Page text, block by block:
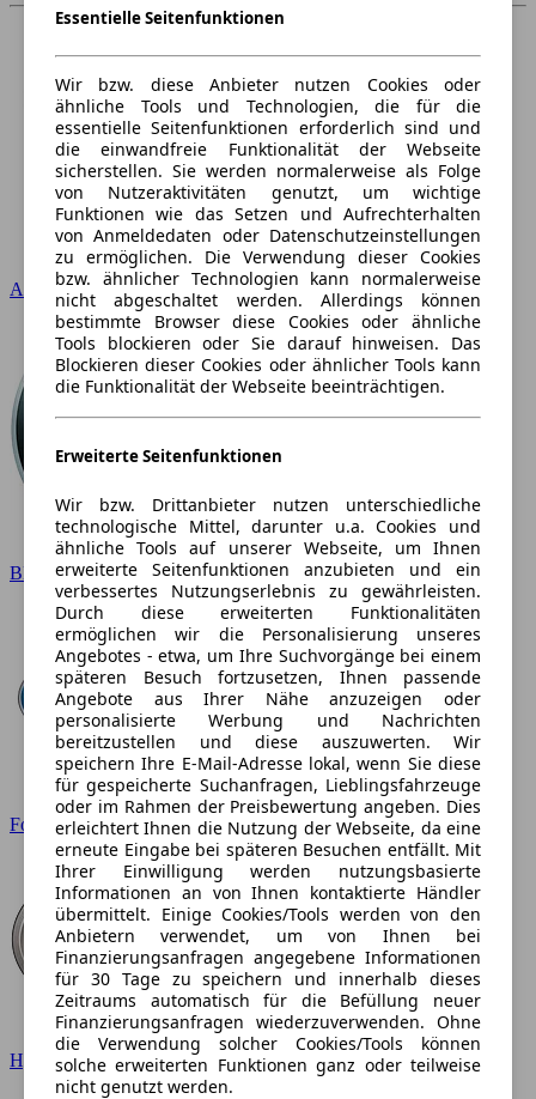
Audi
BMW
Ford
Hyundai
Essentielle Seitenfunktionen
Wir bzw. diese Anbieter nutzen Cookies oder
ähnliche Tools und Technologien, die für die
essentielle Seitenfunktionen erforderlich sind und
die einwandfreie Funktionalität der Webseite
sicherstellen. Sie werden normalerweise als Folge
von Nutzeraktivitäten genutzt, um wichtige
Funktionen wie das Setzen und Aufrechterhalten
von Anmeldedaten oder Datenschutzeinstellungen
zu ermöglichen. Die Verwendung dieser Cookies
bzw. ähnlicher Technologien kann normalerweise
nicht abgeschaltet werden. Allerdings können
bestimmte Browser diese Cookies oder ähnliche
Tools blockieren oder Sie darauf hinweisen. Das
Blockieren dieser Cookies oder ähnlicher Tools kann
die Funktionalität der Webseite beeinträchtigen.
Erweiterte Seitenfunktionen
Wir bzw. Drittanbieter nutzen unterschiedliche
technologische Mittel, darunter u.a. Cookies und
ähnliche Tools auf unserer Webseite, um Ihnen
erweiterte Seitenfunktionen anzubieten und ein
verbessertes Nutzungserlebnis zu gewährleisten.
Durch diese erweiterten Funktionalitäten
ermöglichen wir die Personalisierung unseres
Angebotes - etwa, um Ihre Suchvorgänge bei einem
späteren Besuch fortzusetzen, Ihnen passende
Angebote aus Ihrer Nähe anzuzeigen oder
personalisierte Werbung und Nachrichten
bereitzustellen und diese auszuwerten. Wir
speichern Ihre E-Mail-Adresse lokal, wenn Sie diese
für gespeicherte Suchanfragen, Lieblingsfahrzeuge
oder im Rahmen der Preisbewertung angeben. Dies
erleichtert Ihnen die Nutzung der Webseite, da eine
erneute Eingabe bei späteren Besuchen entfällt. Mit
Ihrer Einwilligung werden nutzungsbasierte
Informationen an von Ihnen kontaktierte Händler
übermittelt. Einige Cookies/Tools werden von den
Anbietern verwendet, um von Ihnen bei
Finanzierungsanfragen angegebene Informationen
für 30 Tage zu speichern und innerhalb dieses
Zeitraums automatisch für die Befüllung neuer
Finanzierungsanfragen wiederzuverwenden. Ohne
die Verwendung solcher Cookies/Tools können
solche erweiterten Funktionen ganz oder teilweise
nicht genutzt werden.